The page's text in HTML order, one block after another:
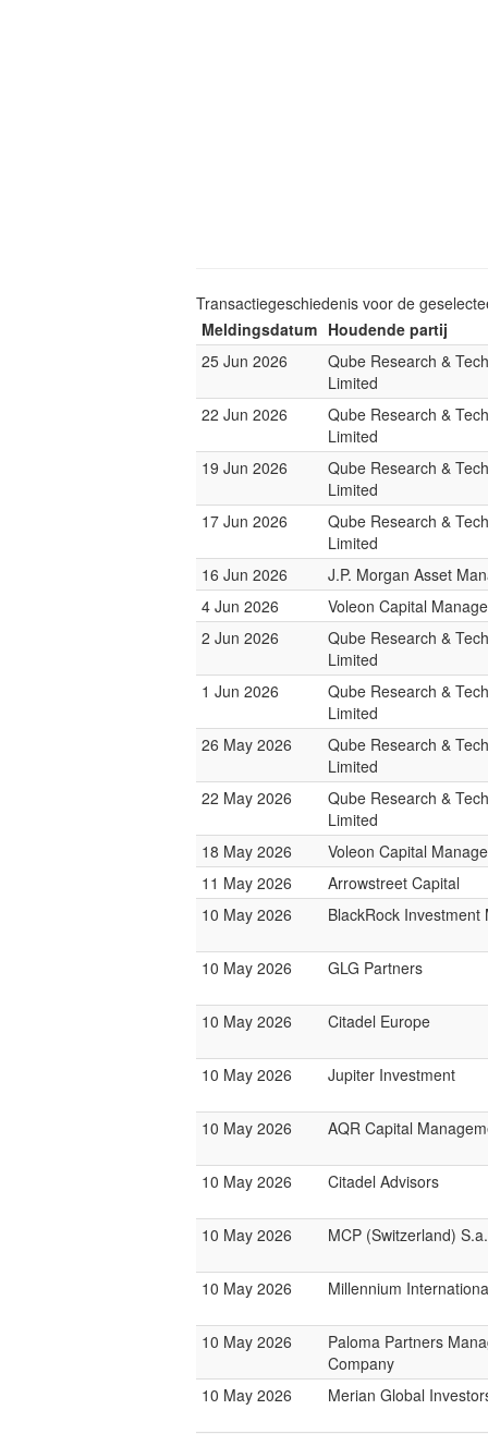
Transactiegeschiedenis voor de
Meldingsdatum Houdende partij
25 Jun 2026
Qube Research &
Limited
22 Jun 2026
Qube Research &
Limited
19 Jun 2026
Qube Research &
Limited
17 Jun 2026
Qube Research &
Limited
16 Jun 2026
J.P. Morgan Asset
4 Jun 2026
Voleon Capital
2 Jun 2026
Qube Research &
Limited
1 Jun 2026
Qube Research &
Limited
26 May 2026
Qube Research &
Limited
22 May 2026
Qube Research &
Limited
18 May 2026
Voleon Capital
11 May 2026
Arrowstreet Capital
10 May 2026
BlackRock Investment
10 May 2026 GLG Partners
10 May 2026 Citadel Europe
10 May 2026 Jupiter Investment
10 May 2026 AQR Capital
10 May 2026 Citadel Advisors
10 May 2026 MCP (Switzerland)
10 May 2026 Millennium
10 May 2026
Paloma Partners
Company
10 May 2026
Merian Global